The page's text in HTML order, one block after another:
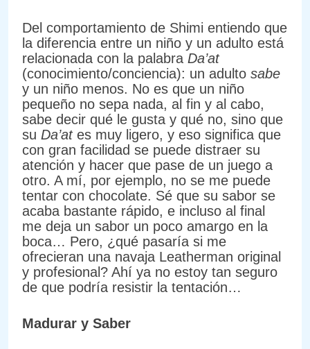
Del comportamiento de Shimi entiendo que
la diferencia entre un niño y un adulto está
relacionada con la palabra Da’at
(conocimiento/conciencia): un adulto sabe
y un niño menos. No es que un niño
pequeño no sepa nada, al fin y al cabo,
sabe decir qué le gusta y qué no, sino que
su Da’ates muy ligero, y eso significa que
con gran facilidad se puede distraer su
atención y hacer que pase de un juego a
otro. A mí, por ejemplo, no se me puede
tentar con chocolate. Sé que su sabor se
acaba bastante rápido, e incluso al final
me deja un sabor un poco amargo en la
boca… Pero, ¿qué pasaría si me
ofrecieran una navaja Leatherman original
y profesional? Ahí ya no estoy tan seguro
de que podría resistir la tentación…
Madurar y Saber